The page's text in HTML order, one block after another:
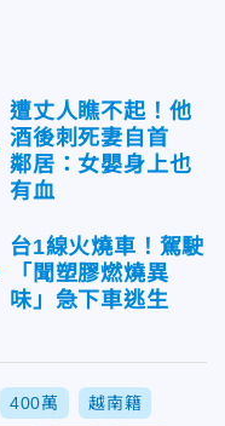
遭丈人瞧不起！他
酒後刺死妻自首
鄰居：女嬰身上也
有血
台1線火燒車！駕駛
「聞塑膠燃燒異
味」急下車逃生
400萬 越南籍